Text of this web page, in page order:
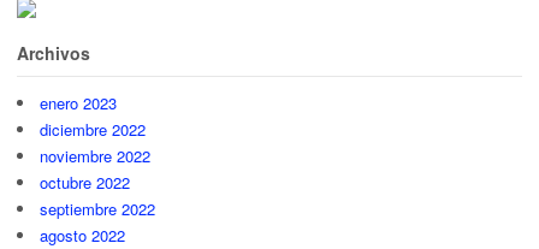
Archivos
enero 2023
diciembre 2022
noviembre 2022
octubre 2022
septiembre 2022
agosto 2022